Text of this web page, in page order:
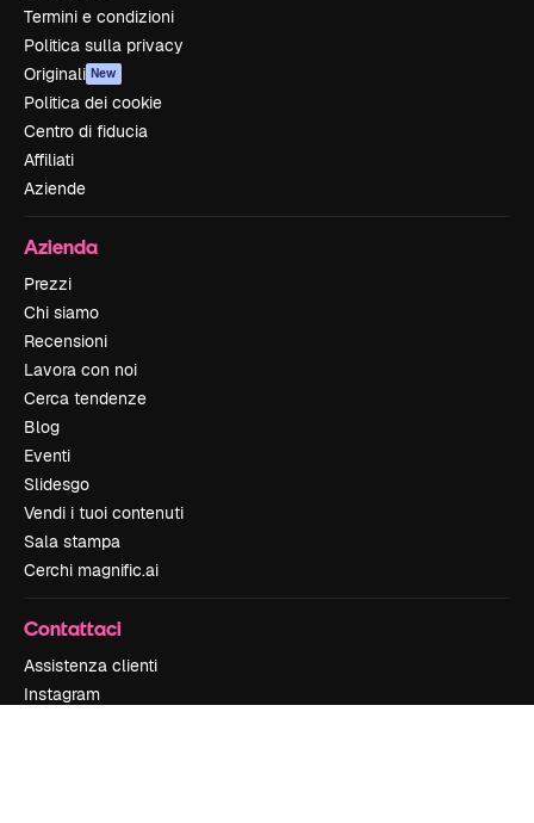
Termini e condizioni
Politica sulla privacy
Originali New
Politica dei cookie
Centro di fiducia
Affiliati
Aziende
Azienda
Prezzi
Chi siamo
Recensioni
Lavora con noi
Cerca tendenze
Blog
Eventi
Slidesgo
Vendi i tuoi contenuti
Sala stampa
Cerchi magnific.ai
Contattaci
Assistenza clienti
Instagram